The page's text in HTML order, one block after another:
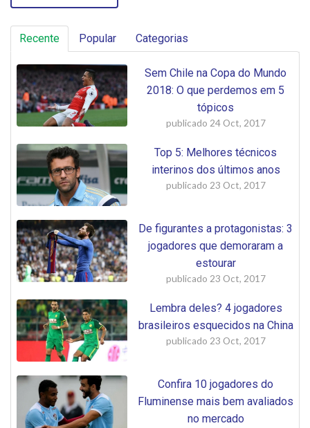
Recente Popular Categorias
Sem Chile na Copa do Mundo
2018: O que perdemos em 5
tópicos
publicado 24 Oct, 2017
Top 5: Melhores técnicos
interinos dos últimos anos
publicado 23 Oct, 2017
De figurantes a protagonistas: 3
jogadores que demoraram a
estourar
publicado 23 Oct, 2017
Lembra deles? 4 jogadores
brasileiros esquecidos na China
publicado 23 Oct, 2017
Confira 10 jogadores do
Fluminense mais bem avaliados
no mercado